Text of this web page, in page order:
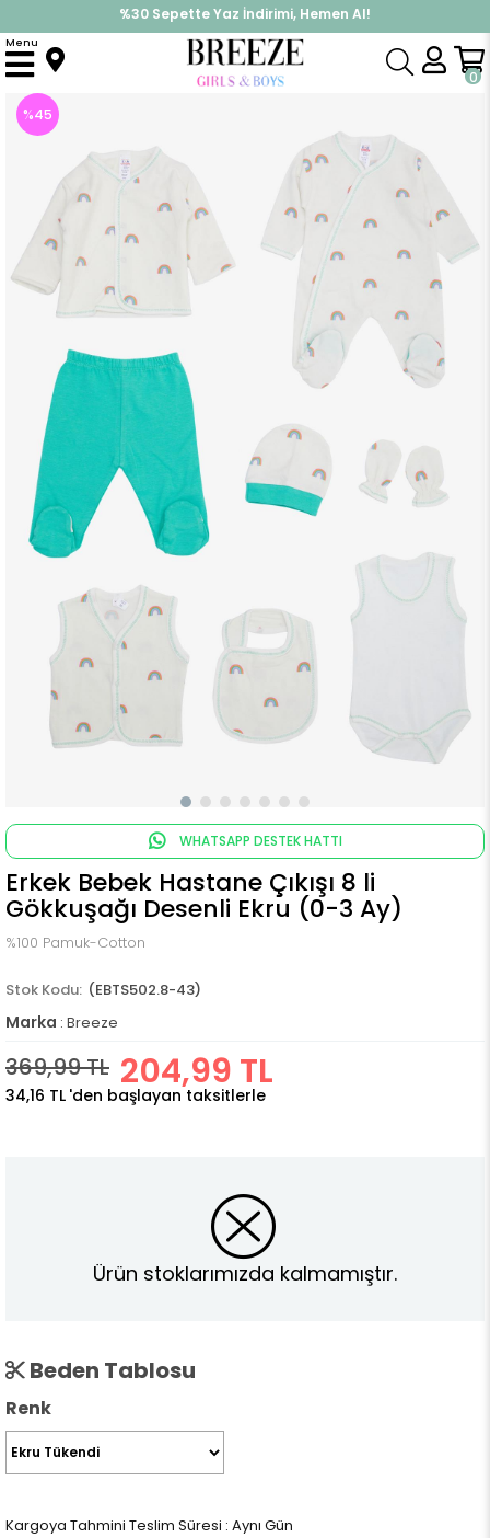
%30 Sepette Yaz İndirimi, Hemen Al!
İndirimlere ek %10 İndirimi Kap, Hemen Üye Ol!
0
Menu
Anasayfa Hastane Çıkışı
%45
WHATSAPP DESTEK HATTI
Erkek Bebek Hastane Çıkışı 8 li
Gökkuşağı Desenli Ekru (0-3 Ay)
%100 Pamuk-Cotton
(EBTS502.8-43)
Marka : Breeze
369,99 TL 204,99 TL
34,16 TL 'den başlayan taksitlerle
Ürün stoklarımızda kalmamıştır.
Beden Tablosu
Renk
Kargoya Tahmini Teslim Süresi : Aynı Gün